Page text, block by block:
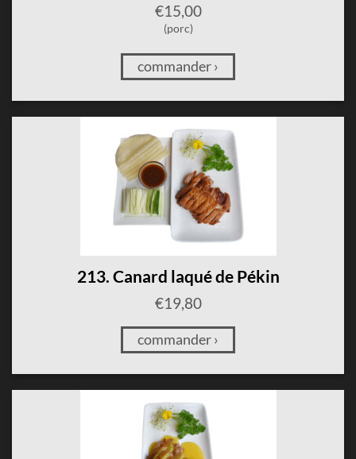
€15,00
(porc)
commander ›
213. Canard laqué de Pékin
€19,80
commander ›